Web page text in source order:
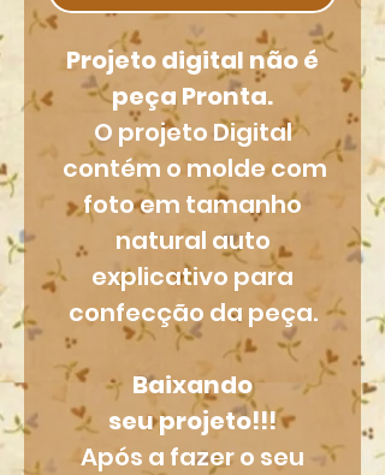
Projeto digital não é
peça Pronta.
O projeto Digital
contém o molde com
foto em tamanho
natural auto
explicativo para
confecção da peça.
Baixando
seu projeto!!!
Após a fazer o seu